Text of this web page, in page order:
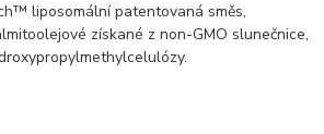
liposomální patentovaná směs,
získané z non-GMO slunečnice,